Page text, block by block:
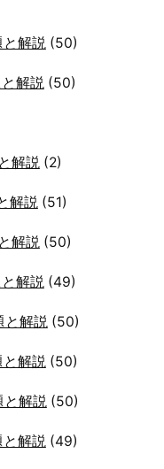
解説(50)
解説(50)
解説(2)
解説(51)
解説(50)
解説(49)
と解説(50)
解説(50)
と解説(50)
解説(49)